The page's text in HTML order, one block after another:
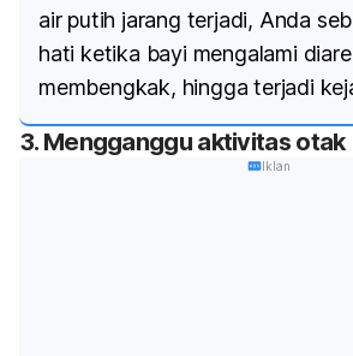
air putih jarang terjadi, Anda
hati ketika bayi mengalami
membengkak, hingga terjadi
3. Mengganggu aktivitas otak
Iklan